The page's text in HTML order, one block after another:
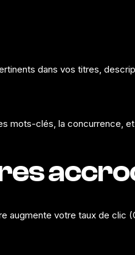
dans vos titres,
mots-clés, la concurrence,
augmente votre taux de clic